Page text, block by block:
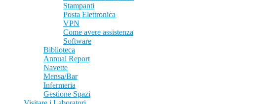
Stampanti
Posta Elettronica
VPN
Come avere assistenza
Software
Biblioteca
Annual Report
Navette
Mensa/Bar
Infermeria
Gestione Spazi